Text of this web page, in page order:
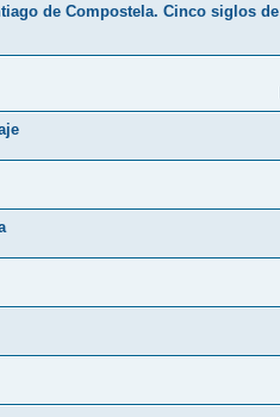
de Compostela. Cinco siglos de